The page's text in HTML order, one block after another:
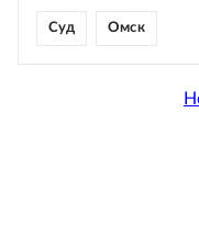
Суд Омск